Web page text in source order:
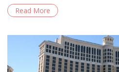
e
b
itt
er l e
Read More